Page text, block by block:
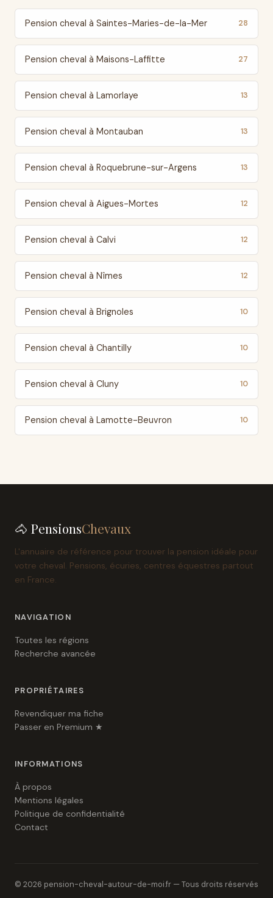
Pension cheval à Saintes-Maries-de-la-Mer 28
Pension cheval à Maisons-Laffitte 27
Pension cheval à Lamorlaye 13
Pension cheval à Montauban 13
Pension cheval à Roquebrune-sur-Argens 13
Pension cheval à Aigues-Mortes 12
Pension cheval à Calvi 12
Pension cheval à Nîmes 12
Pension cheval à Brignoles 10
Pension cheval à Chantilly 10
Pension cheval à Cluny 10
Pension cheval à Lamotte-Beuvron 10
🐴 PensionsChevaux
L'annuaire de référence pour trouver la pension idéale pour
votre cheval. Pensions, écuries, centres équestres partout
en France.
NAVIGATION
Toutes les régions
Recherche avancée
PROPRIÉTAIRES
Revendiquer ma fiche
Passer en Premium ★
INFORMATIONS
À propos
Mentions légales
Politique de confidentialité
Contact
© 2026 pension-cheval-autour-de-moi.fr — Tous droits réservés